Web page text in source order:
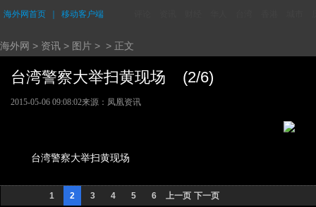
海外网首页 移动客户端
海外网 > 资讯 > 图片 > > 正文
台湾警察大举扫黄现场 (2/6)
2015-05-06 09:08:02来源：凤凰资讯
台湾警察大举扫黄现场
1 2 3 4 5 6 上一页 下一页